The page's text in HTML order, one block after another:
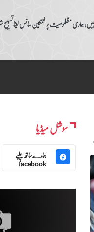
ہماری مظلمومیت پر غمگین سانس لینا تسبیح
سوشل میڈیا
ہمارے ساتھ چلیے
facebook